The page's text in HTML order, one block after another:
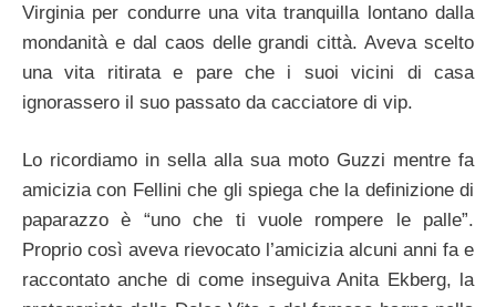
Virginia per condurre una vita tranquilla lontano dalla
mondanità e dal caos delle grandi città. Aveva scelto
una vita ritirata e pare che i suoi vicini di casa
ignorassero il suo passato da cacciatore di vip.
Lo ricordiamo in sella alla sua moto Guzzi mentre fa
amicizia con Fellini che gli spiega che la definizione di
paparazzo è “uno che ti vuole rompere le palle”.
Proprio così aveva rievocato l’amicizia alcuni anni fa e
raccontato anche di come inseguivaAnita Ekberg, la